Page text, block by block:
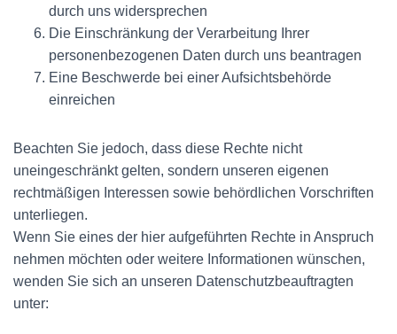
durch uns widersprechen
Die Einschränkung der Verarbeitung Ihrer
personenbezogenen Daten durch uns beantragen
Eine Beschwerde bei einer Aufsichtsbehörde
einreichen
Beachten Sie jedoch, dass diese Rechte nicht
uneingeschränkt gelten, sondern unseren eigenen
rechtmäßigen Interessen sowie behördlichen Vorschriften
unterliegen.
Wenn Sie eines der hier aufgeführten Rechte in Anspruch
nehmen möchten oder weitere Informationen wünschen,
wenden Sie sich an unseren Datenschutzbeauftragten
unter: